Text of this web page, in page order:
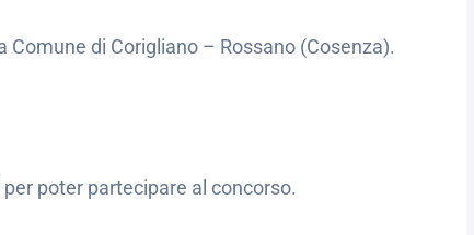
di Corigliano – Rossano (Cosenza).
poter partecipare al concorso.